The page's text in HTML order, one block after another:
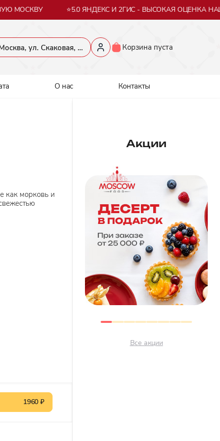
МОСКВУ ⭐5.0 ЯНДЕКС И 2ГИС - ВЫСОКАЯ ОЦЕНКА
​Москва, ул. Скаковая, 36​ Корзина пуста
О нас Контакты
как морковь и
1960 ₽
Акции
Все акции